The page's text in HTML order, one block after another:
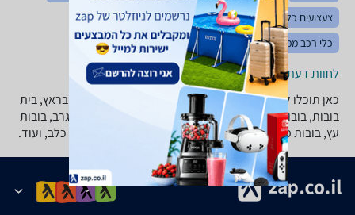
צעצועים כללי
לגו ומשחקי הרכבה
משחקי חשיבה והגיון
כלי רכב ממונעים
כלי נגינה לילדים פאזלים פליימוביל
לחוות דעת ופרטי החנויות
כאן תוכלו למצוא מגוון רחב של בובות: בובות בארבי, בובות בראץ, בית
בובות, בובות אצבע, בובות מריונטה, דורה, פו הדוב, בובות גרב, בובות
עץ, בובות פרווה, בובות חיות, בובות דובי, בובת אריה, בובת כלב, ועוד.